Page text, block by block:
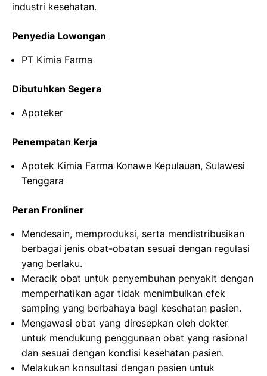
industri kesehatan.
Penyedia Lowongan
PT Kimia Farma
Dibutuhkan Segera
Apoteker
Penempatan Kerja
Apotek Kimia Farma Konawe Kepulauan, Sulawesi
Tenggara
Peran Fronliner
Mendesain, memproduksi, serta mendistribusikan
berbagai jenis obat-obatan sesuai dengan regulasi
yang berlaku.
Meracik obat untuk penyembuhan penyakit dengan
memperhatikan agar tidak menimbulkan efek
samping yang berbahaya bagi kesehatan pasien.
Mengawasi obat yang diresepkan oleh dokter
untuk mendukung penggunaan obat yang rasional
dan sesuai dengan kondisi kesehatan pasien.
Melakukan konsultasi dengan pasien untuk